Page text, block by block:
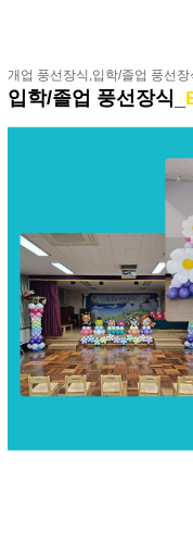
개업 풍선장식,입학/졸업 풍선
입학/졸업 풍선장식_